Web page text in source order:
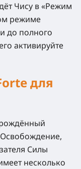
Чису в «Режим
режиме
до полного
активируйте
для
Силы
несколько